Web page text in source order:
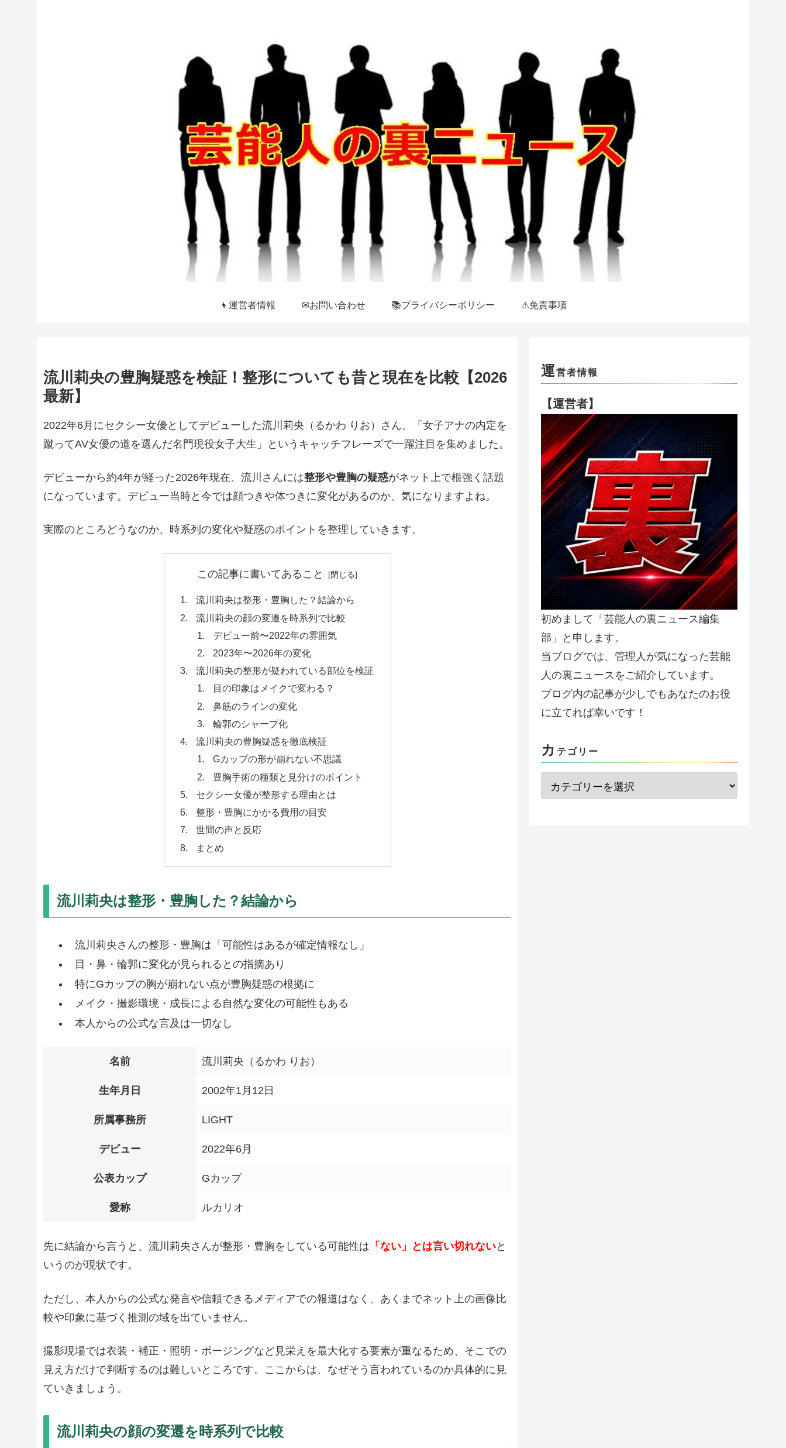
👦運営者情報 ✉お問い合わせ 📚プライバシーポリシー ⚠免責事項
流川莉央の豊胸疑惑を検証！整形についても昔と現在を比較【2026
最新】
2022年6月にセクシー女優としてデビューした流川莉央（るかわ りお）さん。「女子アナの内定を
蹴ってAV女優の道を選んだ名門現役女子大生」というキャッチフレーズで一躍注目を集めました。
デビューから約4年が経った2026年現在、流川さんには整形や豊胸の疑惑がネット上で根強く話題
になっています。デビュー当時と今では顔つきや体つきに変化があるのか、気になりますよね。
実際のところどうなのか、時系列の変化や疑惑のポイントを整理していきます。
この記事に書いてあること
流川莉央は整形・豊胸した？結論から
流川莉央の顔の変遷を時系列で比較
デビュー前〜2022年の雰囲気
2023年〜2026年の変化
流川莉央の整形が疑われている部位を検証
目の印象はメイクで変わる？
鼻筋のラインの変化
輪郭のシャープ化
流川莉央の豊胸疑惑を徹底検証
Gカップの形が崩れない不思議
豊胸手術の種類と見分けのポイント
セクシー女優が整形する理由とは
整形・豊胸にかかる費用の目安
世間の声と反応
まとめ
流川莉央は整形・豊胸した？結論から
流川莉央さんの整形・豊胸は「可能性はあるが確定情報なし」
目・鼻・輪郭に変化が見られるとの指摘あり
特にGカップの胸が崩れない点が豊胸疑惑の根拠に
メイク・撮影環境・成長による自然な変化の可能性もある
本人からの公式な言及は一切なし
名前 流川莉央（るかわ りお）
生年月日 2002年1月12日
所属事務所 LIGHT
デビュー 2022年6月
公表カップ Gカップ
愛称 ルカリオ
先に結論から言うと、流川莉央さんが整形・豊胸をしている可能性は 「ない」とは言い切れないと
いうのが現状です。
ただし、本人からの公式な発言や信頼できるメディアでの報道はなく、あくまでネット上の画像比
較や印象に基づく推測の域を出ていません。
撮影現場では衣装・補正・照明・ポージングなど見栄えを最大化する要素が重なるため、そこでの
見え方だけで判断するのは難しいところです。ここからは、なぜそう言われているのか具体的に見
ていきましょう。
流川莉央の顔の変遷を時系列で比較
運営者情報
【運営者】
初めまして「芸能人の裏ニュース編集
部」と申します。
当ブログでは、管理人が気になった芸能
人の裏ニュースをご紹介しています。
ブログ内の記事が少しでもあなたのお役
に立てれば幸いです！
カ テゴリー